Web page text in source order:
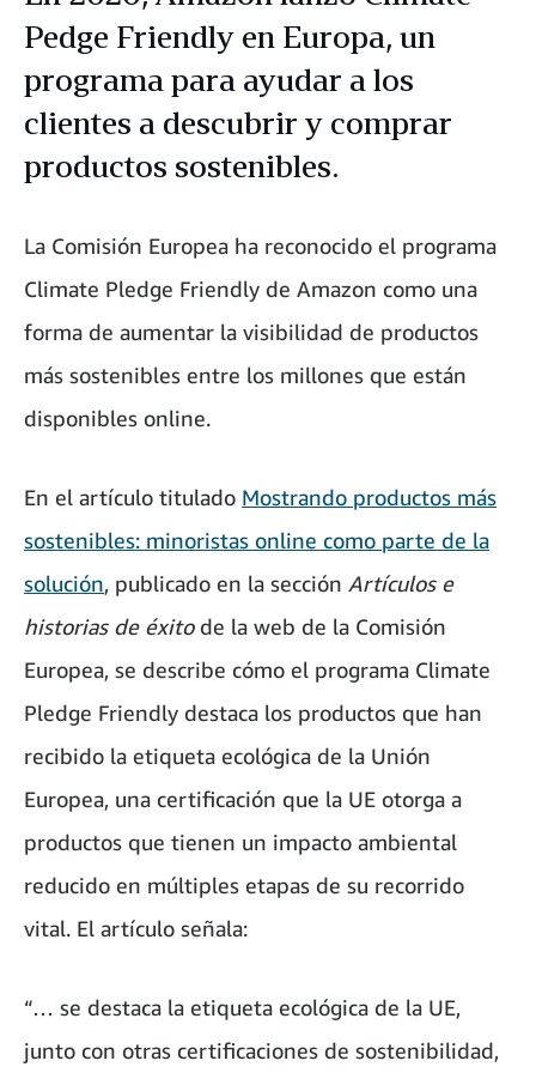
Pedge Friendly en Europa, un
programa para ayudar a los
clientes a descubrir y comprar
productos sostenibles.
La Comisión Europea ha reconocido el programa
Climate Pledge Friendly de Amazon como una
forma de aumentar la visibilidad de productos
más sostenibles entre los millones que están
disponibles online.
En el artículo titulado Mostrando productos más
sostenibles: minoristas online como parte de la
solución, publicado en la sección Artículos e
historias de éxitode la web de la Comisión
Europea, se describe cómo el programa Climate
Pledge Friendly destaca los productos que han
recibido la etiqueta ecológica de la Unión
Europea, una certificación que la UE otorga a
productos que tienen un impacto ambiental
reducido en múltiples etapas de su recorrido
vital. El artículo señala:
“… se destaca la etiqueta ecológica de la UE,
junto con otras certificaciones de sostenibilidad,